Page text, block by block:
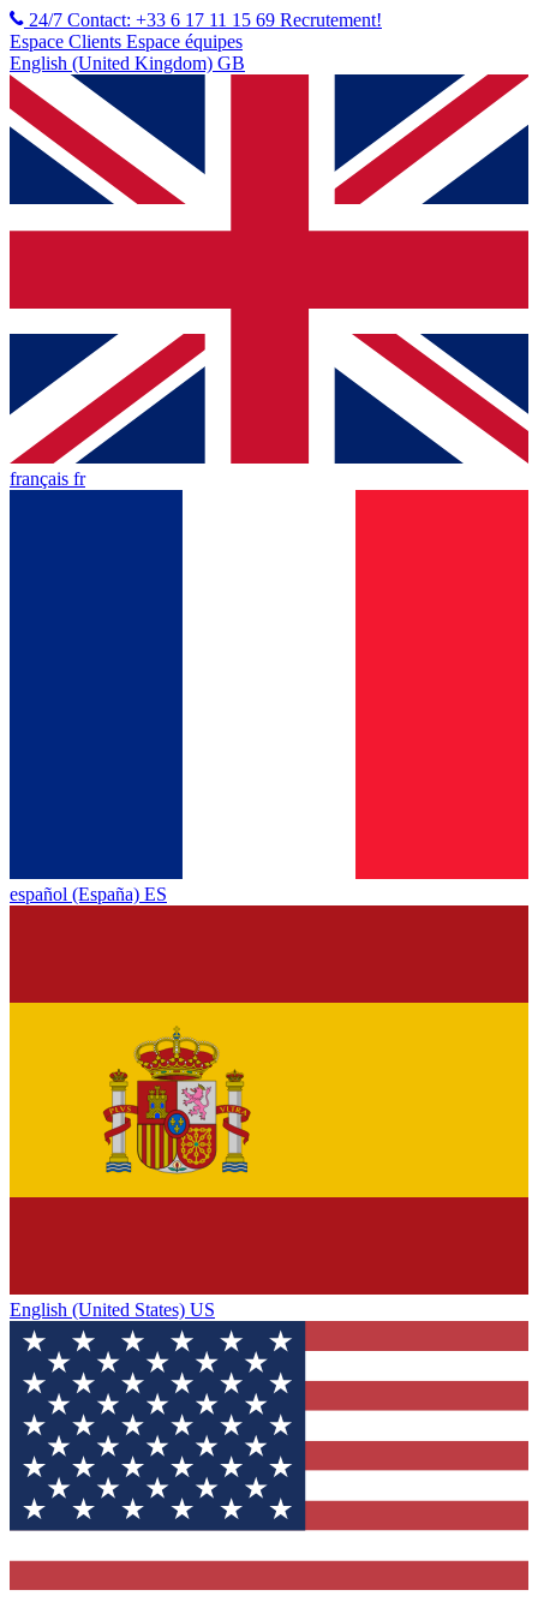
24/7 Contact: +33 6 17 11 15 69 Recrutement!
Espace Clients Espace équipes
English (United Kingdom) GB
français fr
español (España) ES
English (United States) US